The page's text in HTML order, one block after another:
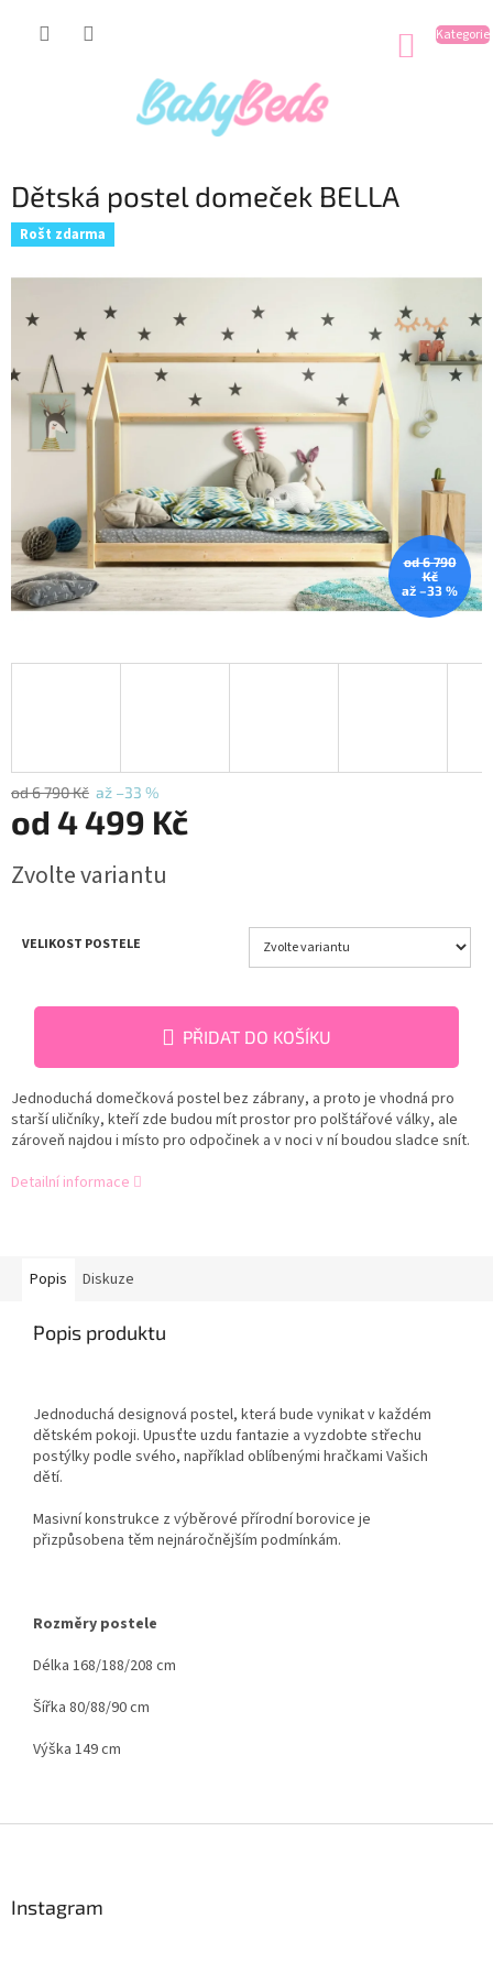
Dětská postel domeček BELLA
Rošt zdarma
od 6 790
Kč
až –33 %
od 6 790 Kč až –33 %
od 4 499 Kč
cena:
Zvolte variantu
VELIKOST POSTELE
PŘIDAT DO KOŠÍKU
Jednoduchá domečková postel bez zábrany, a proto je vhodná pro
starší uličníky, kteří zde budou mít prostor pro polštářové války, ale
zároveň najdou i místo pro odpočinek a v noci v ní boudou sladce snít.
Detailní informace
Popis Diskuze
Popis produktu
Jednoduchá designová postel, která bude vynikat v každém
dětském pokoji. Upusťte uzdu fantazie a vyzdobte střechu
postýlky podle svého, například oblíbenými hračkami Vašich
dětí.
Masivní konstrukce z výběrové přírodní borovice je
přizpůsobena těm nejnáročnějším podmínkám.
Rozměry postele
Délka 168/188/208 cm
Šířka 80/88/90 cm
Výška 149 cm
Instagram